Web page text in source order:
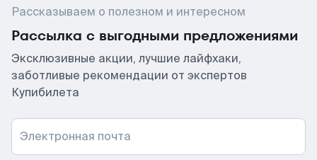
Рассказываем о полезном и интересном
Рассылка с выгодными предложениями
Эксклюзивные акции, лучшие лайфхаки,
заботливые рекомендации от экспертов
Купибилета
Электронная почта